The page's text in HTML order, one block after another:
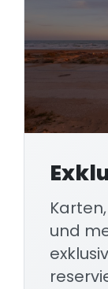
wissen,
eigentlich
kleineren,
und